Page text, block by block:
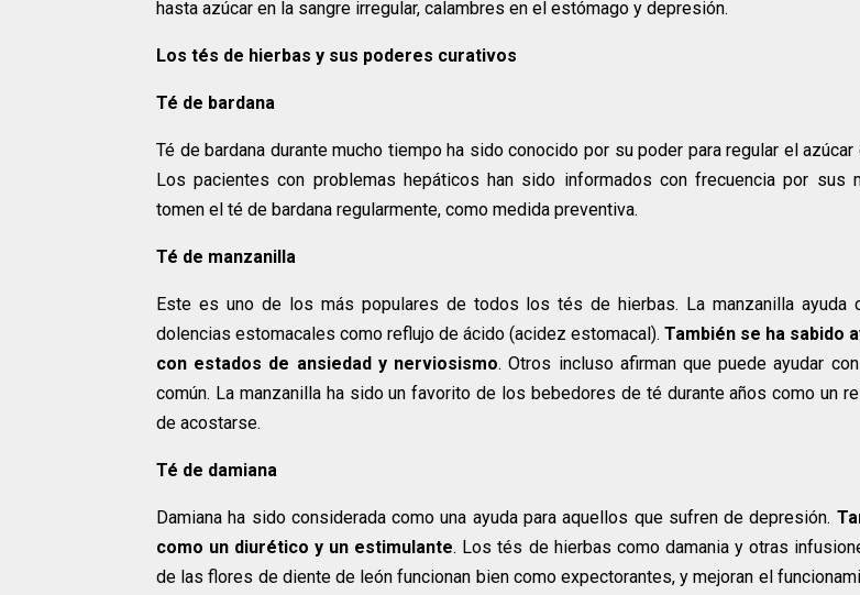
hasta azúcar en la sangre irregular, calambres en el estómago y depresión.
Los tés de hierbas y sus poderes curativos
Té de bardana
Té de bardana durante mucho tiempo ha sido conocido por su poder para regular el azúcar
Los pacientes con problemas hepáticos han sido informados con frecuencia por sus
tomen el té de bardana regularmente, como medida preventiva.
Té de manzanilla
Este es uno de los más populares de todos los tés de hierbas. La manzanilla ayuda
dolencias estomacales como reflujo de ácido (acidez estomacal). También se ha sabido
con estados de ansiedad y nerviosismo. Otros incluso afirman que puede ayudar
común. La manzanilla ha sido un favorito de los bebedores de té durante años como un
de acostarse.
Té de damiana
Damiana ha sido considerada como una ayuda para aquellos que sufren de depresión.
como un diurético y un estimulante. Los tés de hierbas como damania y otras
de las flores de diente de león funcionan bien como expectorantes, y mejoran el